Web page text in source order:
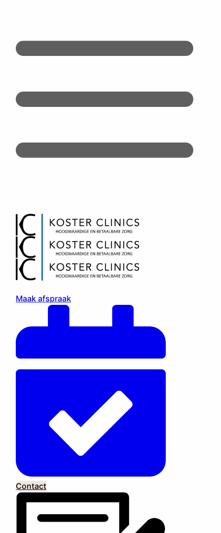
Maak afspraak
Contact